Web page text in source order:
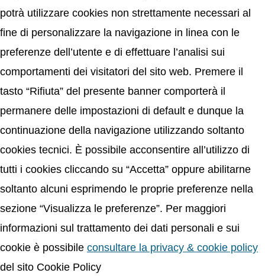
potrà utilizzare cookies non strettamente necessari al
fine di personalizzare la navigazione in linea con le
preferenze dell’utente e di effettuare l’analisi sui
comportamenti dei visitatori del sito web. Premere il
tasto “Rifiuta” del presente banner comporterà il
permanere delle impostazioni di default e dunque la
continuazione della navigazione utilizzando soltanto
cookies tecnici. È possibile acconsentire all’utilizzo di
tutti i cookies cliccando su “Accetta” oppure abilitarne
soltanto alcuni esprimendo le proprie preferenze nella
sezione “Visualizza le preferenze”. Per maggiori
informazioni sul trattamento dei dati personali e sui
cookie è possibile consultare la privacy & cookie policy
del sito Cookie Policy